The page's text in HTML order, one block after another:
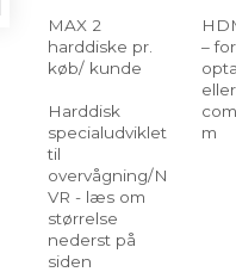
MAX 2
harddiske pr.
køb/ kunde
Harddisk
specialudviklet
til
overvågning/N
VR - læs om
størrelse
nederst på
siden
–
eller
m